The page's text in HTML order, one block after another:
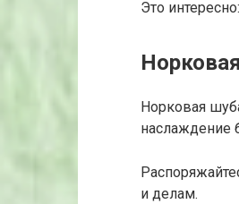
Это
Норковая
наслаждение
и делам.